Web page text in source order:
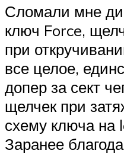
Сломали мне
ключ Force,
при
все целое,
допер за сект
щелчек при
схему ключа на
Заранее